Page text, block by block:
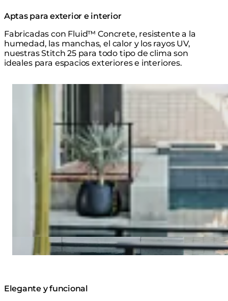
Aptas para exterior e interior
Fabricadas con Fluid™ Concrete, resistente a la
humedad, las manchas, el calor y los rayos UV,
nuestras Stitch 25 para todo tipo de clima son
ideales para espacios exteriores e interiores.
Elegante y funcional